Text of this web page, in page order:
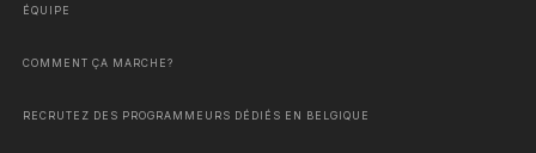
ÉQUIPE
COMMENT ÇA MARCHE?
RECRUTEZ DES PROGRAMMEURS DÉDIÉS EN BELGIQUE